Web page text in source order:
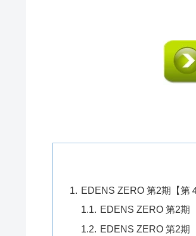
EDENS ZERO 第2期【第
EDENS ZERO 第2期
EDENS ZERO 第2期